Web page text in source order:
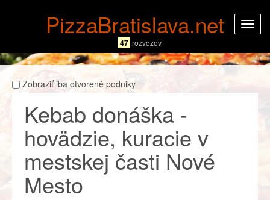
PizzaBratislava.net
47 rozvozov
Zobraziť iba otvorené podniky
Kebab donáška -
hovädzie, kuracie v
mestskej časti Nové
Mesto